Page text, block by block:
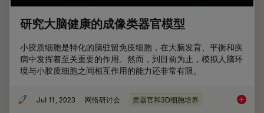
研究大脑健康的成像类器官模型
小胶质细胞是特化的脑驻留免疫细胞，在大脑发育、平衡和疾
病中发挥着至关重要的作用。然而，到目前为止，模拟人脑环
境与小胶质细胞之间相互作用的能力还非常有限。
Jul 11, 2023 网络研讨会 类器官和3D细胞培养 研究大